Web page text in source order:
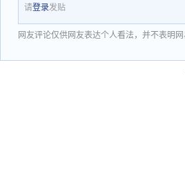
请登录发贴
网友评论仅供网友表达个人看法，并不表明